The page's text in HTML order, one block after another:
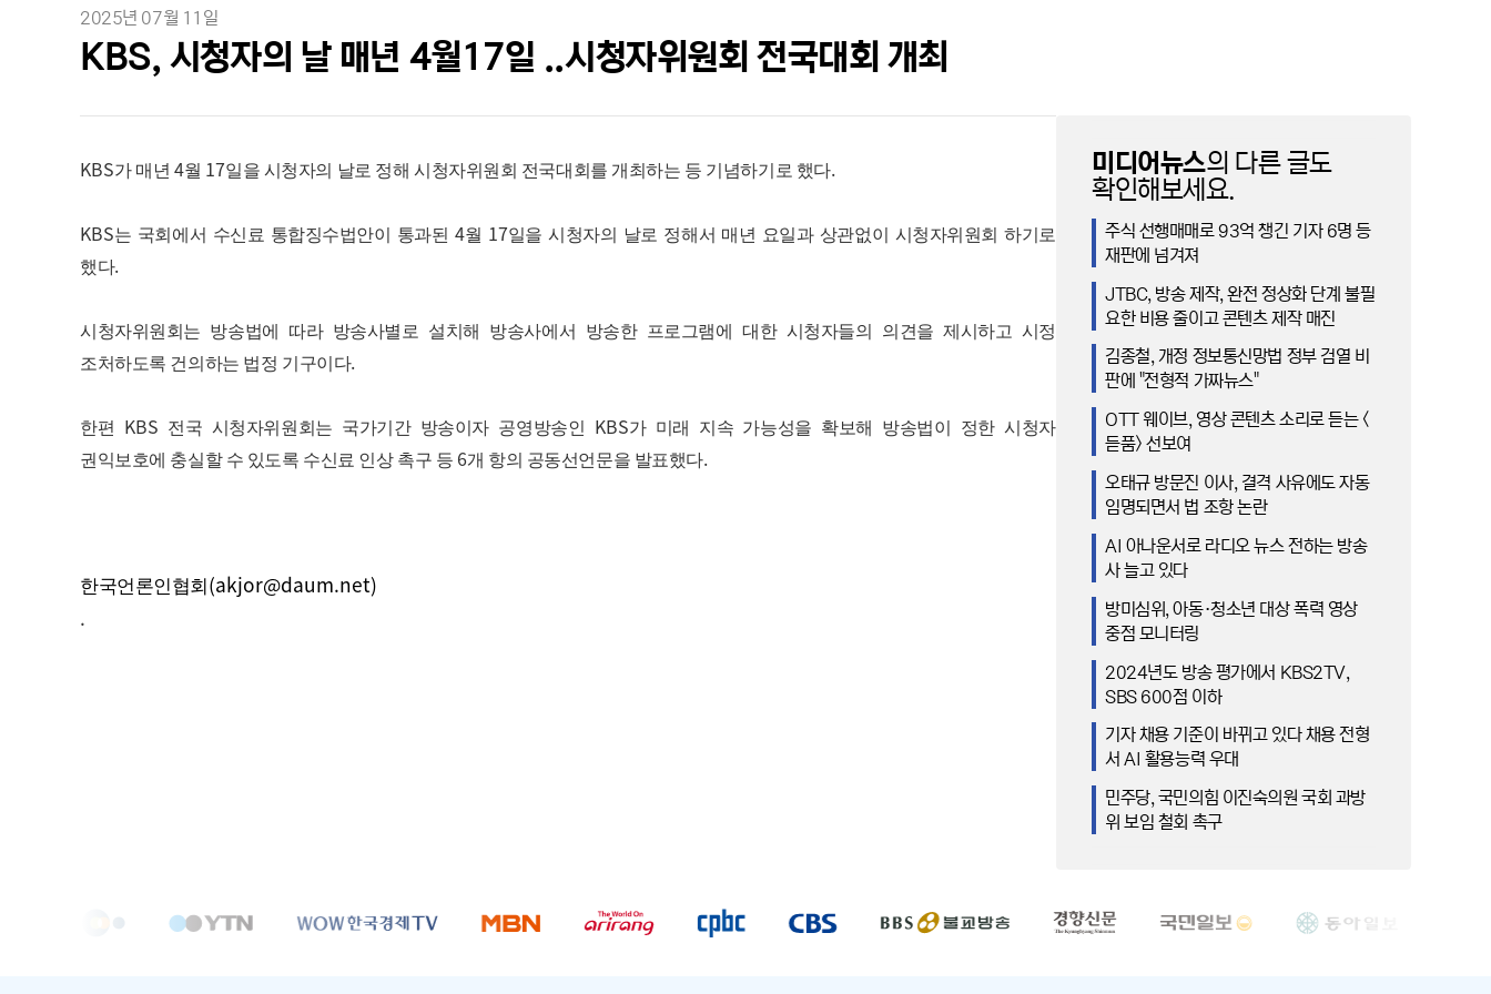
2025년 07월 11일
KBS, 시청자의 날 매년 4월17일 ..시청자위원회 전국대회 개최
KBS가 매년 4월 17일을 시청자의 날로 정해 시청자위원회 전국대회를 개최하는 등 기념하기로 했다.
KBS는 국회에서 수신료 통합징수법안이 통과된 4월 17일을 시청자의 날로 정해서 매년 요일과 상관없이 시청자위원회 하기로
했다.
시청자위원회는 방송법에 따라 방송사별로 설치해 방송사에서 방송한 프로그램에 대한 시청자들의 의견을 제시하고 시정
조처하도록 건의하는 법정 기구이다.
한편 KBS 전국 시청자위원회는 국가기간 방송이자 공영방송인 KBS가 미래 지속 가능성을 확보해 방송법이 정한 시청자
권익보호에 충실할 수 있도록 수신료 인상 촉구 등 6개 항의 공동선언문을 발표했다.
한국언론인협회 (akjor@daum.net)
.
미디어뉴스의 다른 글도
확인해보세요.
주식 선행매매로 93억 챙긴 기자 6명 등
재판에 넘겨져
JTBC, 방송 제작, 완전 정상화 단계 불필
요한 비용 줄이고 콘텐츠 제작 매진
김종철, 개정 정보통신망법 정부 검열 비
판에 "전형적 가짜뉴스"
OTT 웨이브, 영상 콘텐츠 소리로 듣는 <
듣품> 선보여
오태규 방문진 이사, 결격 사유에도 자동
임명되면서 법 조항 논란
AI 아나운서로 라디오 뉴스 전하는 방송
사 늘고 있다
방미심위, 아동·청소년 대상 폭력 영상
중점 모니터링
2024년도 방송 평가에서 KBS2TV,
SBS 600점 이하
기자 채용 기준이 바뀌고 있다 채용 전형
서 AI 활용능력 우대
민주당, 국민의힘 이진숙의원 국회 과방
위 보임 철회 촉구